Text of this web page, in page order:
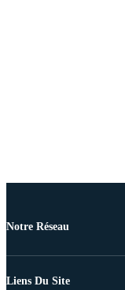
Notre Réseau
Liens Du Site